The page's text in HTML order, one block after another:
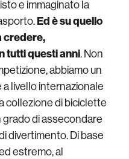
e immaginato la
Ed è su quello
credere,
tutti questi anni. Non
abbiamo un
livello internazionale
collezione di biciclette
di assecondare
divertimento. Di base
estremo, al